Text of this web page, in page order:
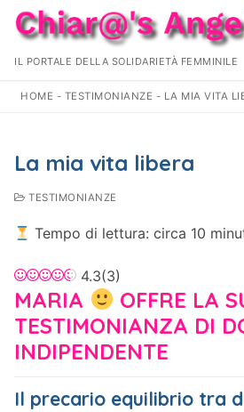
Vai
contenuto
IL PORTALE DELLA SOLIDARIETÀ FEMMINILE
HOME - TESTIMONIANZE - LA MIA VITA
La mia vita libera
TESTIMONIANZE
Tempo di lettura: circa 10
4.3(3)
MARIA
OFFRE LA
TESTIMONIANZA DI
INDIPENDENTE
Il precario equilibrio tra